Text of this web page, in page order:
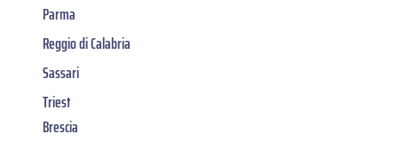
Parma
Reggio di Calabria
Sassari
Triest
Brescia